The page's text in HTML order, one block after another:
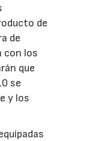
de
de
con los
que
se
y los